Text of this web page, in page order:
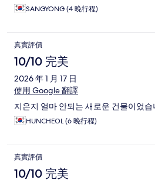
SANGYONG (4 晚行程)
真實評價
10/10 完美
2026 年 1 月 17 日
使用 Google 翻譯
지은지 얼마 안되는 새로운 건물이었
HUNCHEOL (6 晚行程)
真實評價
10/10 完美